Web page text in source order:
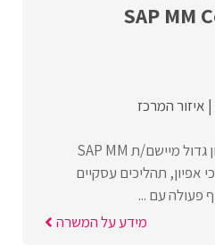
SAP MM
איזור המרכז
MalamTeam מגייסת לארגון גדול מיישם/ת SAP MM
אפיון, תהליכים עסקיים
פעולה עם ...
מידע על המשרה